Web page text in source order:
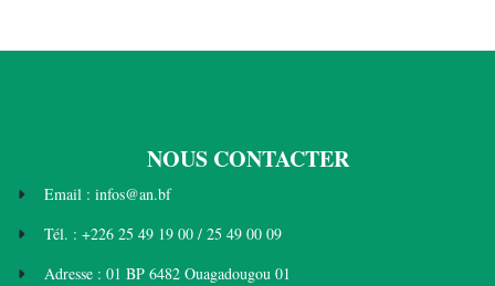
NOUS CONTACTER
Email : infos@an.bf
Tél. : +226 25 49 19 00 / 25 49 00 09
Adresse : 01 BP 6482 Ouagadougou 01